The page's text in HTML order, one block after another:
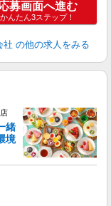
募画面へ進む
かんたん3ステップ！
社 の他の求人をみる
緒
境